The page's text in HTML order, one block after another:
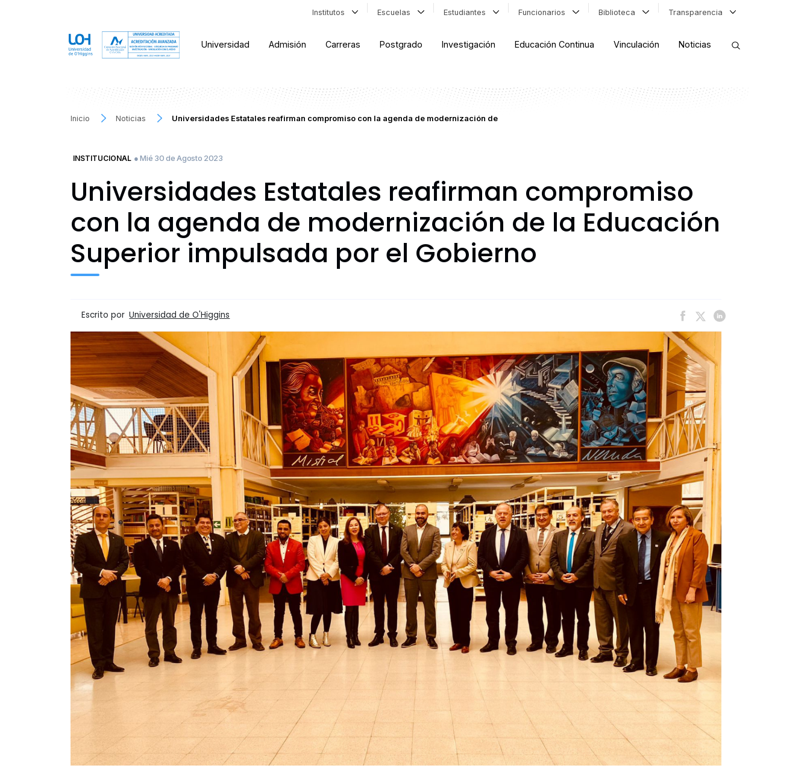
Institutos Escuelas Estudiantes Funcionarios Biblioteca Transparencia
Universidad Admisión Carreras Postgrado Investigación Educación Continua Vinculación Noticias
Inicio Noticias Universidades Estatales reafirman compromiso con la agenda de modernización de
INSTITUCIONAL ● Mié 30 de Agosto 2023
Universidades Estatales reafirman compromiso
con la agenda de modernización de la Educación
Superior impulsada por el Gobierno
Escrito por Universidad de O'Higgins